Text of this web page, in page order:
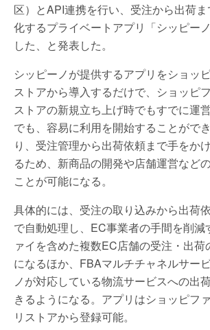
区）とAPI連携を行い、受注から出荷
化するプライベートアプリ「シッピー
した、と発表した。
シッピーノが提供するアプリをショッ
ストアから導入するだけで、ショッピ
ストアの新規立ち上げ時でもすでに運
でも、容易に利用を開始することがで
り、受注管理から出荷依頼まで手をか
るため、新商品の開発や店舗運営など
ことが可能になる。
具体的には、受注の取り込みから出荷
で自動処理し、EC事業者の手間を削減
ァイを含めた複数EC店舗の受注・出
になるほか、FBAマルチチャネルサー
ノが対応している物流サービスへの出
きるようになる。アプリはショッピフ
リストアから登録可能。